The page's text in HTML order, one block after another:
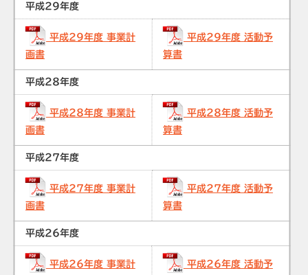
平成29年度
平成29年度 事業計
画書
平成29年度 活動予
算書
平成28年度
平成28年度 事業計
画書
平成28年度 活動予
算書
平成27年度
平成27年度 事業計
画書
平成27年度 活動予
算書
平成26年度
平成26年度 事業計 平成26年度 活動予